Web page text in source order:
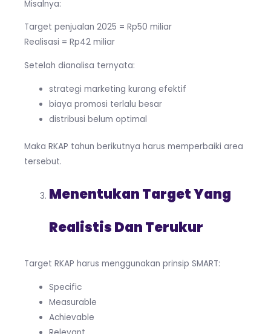
Misalnya:
Target penjualan 2025 = Rp50 miliar
Realisasi = Rp42 miliar
Setelah dianalisa ternyata:
strategi marketing kurang efektif
biaya promosi terlalu besar
distribusi belum optimal
Maka RKAP tahun berikutnya harus memperbaiki area
tersebut.
Menentukan Target Yang
Realistis Dan Terukur
Target RKAP harus menggunakan prinsip SMART:
Specific
Measurable
Achievable